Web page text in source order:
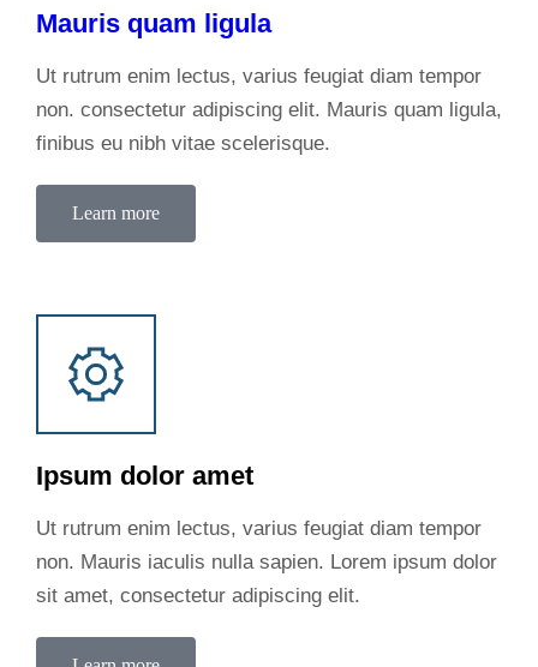
Mauris quam ligula
Ut rutrum enim lectus, varius feugiat diam tempor
non. consectetur adipiscing elit. Mauris quam ligula,
finibus eu nibh vitae scelerisque.
Learn more
Ipsum dolor amet
Ut rutrum enim lectus, varius feugiat diam tempor
non. Mauris iaculis nulla sapien. Lorem ipsum dolor
sit amet, consectetur adipiscing elit.